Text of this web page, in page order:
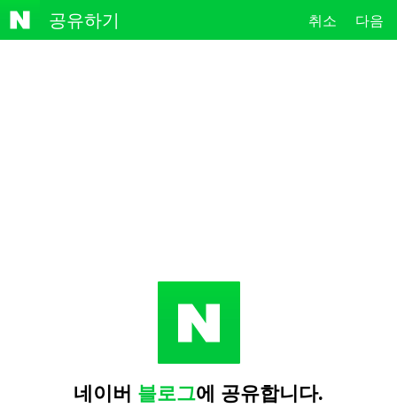
NAVE
공유하기 취소 다음
네이버 블로그에 공유합니다.